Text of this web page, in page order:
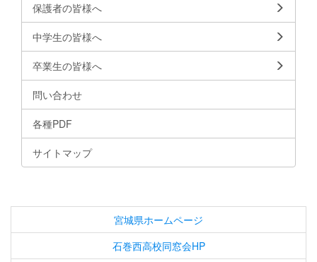
保護者の皆様へ
中学生の皆様へ
卒業生の皆様へ
問い合わせ
各種PDF
サイトマップ
宮城県ホームページ
石巻西高校同窓会HP